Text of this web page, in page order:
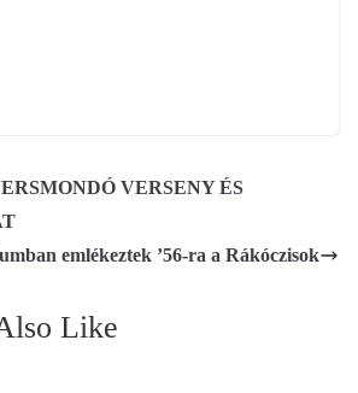
VERSENY ÉS
emlékeztek ’56-ra a Rákóczisok
Like